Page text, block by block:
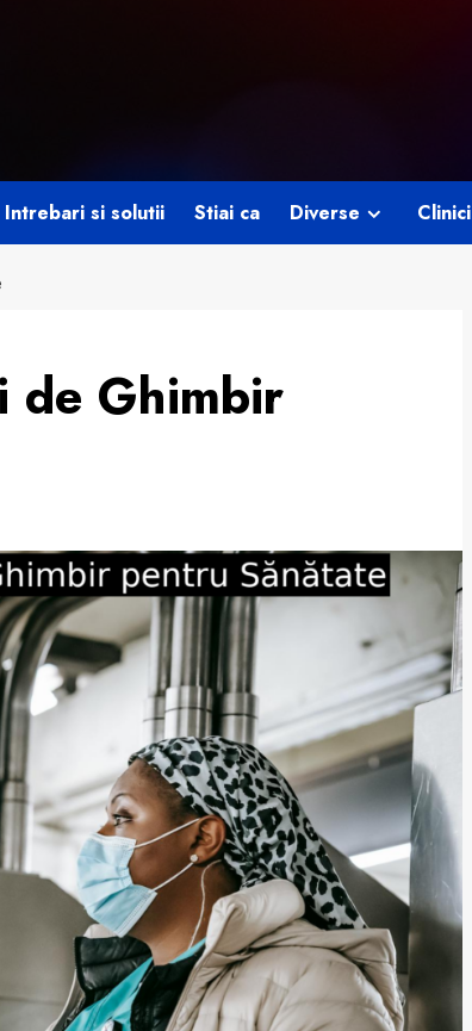
Intrebari si solutii Stiai ca Diverse Clinici
de Ghimbir